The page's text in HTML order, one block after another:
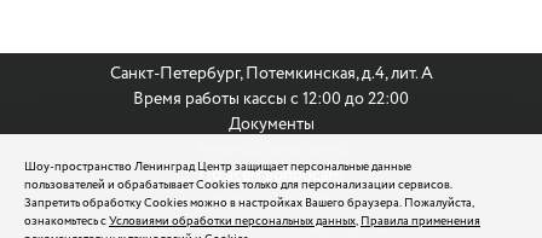
Шоу-пространство Ленинград Центр защищает персональные данные
пользователей и обрабатывает Cookies только для персонализации сервисов.
Запретить обработку Cookies можно в настройках Вашего браузера. Пожалуйста,
ознакомьтесь сУсловиями обработки персональных данных,Правила применения
Санкт-Петербург, Потемкинская, д.4, лит. А
Время работы кассы с 12:00 до 22:00
Документы
По всем вопросам:
8 (812) 242 9999
reservation@leningradcenter.ru